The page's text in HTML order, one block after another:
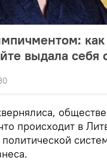
как
выдала себя
происходит в